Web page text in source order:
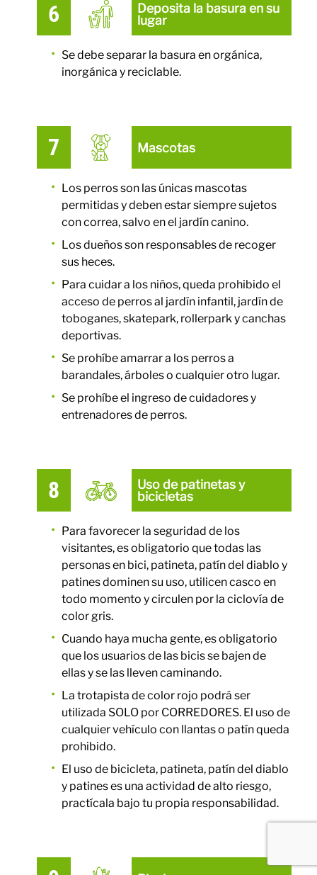
Deposita la basura en su
lugar
Se debe separar la basura en orgánica,
inorgánica y reciclable.
Mascotas
Los perros son las únicas mascotas
permitidas y deben estar siempre sujetos
con correa, salvo en el jardín canino.
Los dueños son responsables de recoger
sus heces.
Para cuidar a los niños, queda prohibido el
acceso de perros al jardín infantil, jardín de
toboganes, skatepark, rollerpark y canchas
deportivas.
Se prohíbe amarrar a los perros a
barandales, árboles o cualquier otro lugar.
Se prohíbe el ingreso de cuidadores y
entrenadores de perros.
Uso de patinetas y
bicicletas
Para favorecer la seguridad de los
visitantes, es obligatorio que todas las
personas en bici, patineta, patín del diablo y
patines dominen su uso, utilicen casco en
todo momento y circulen por la ciclovía de
color gris.
Cuando haya mucha gente, es obligatorio
que los usuarios de las bicis se bajen de
ellas y se las lleven caminando.
La trotapista de color rojo podrá ser
utilizada SOLO por CORREDORES. El uso de
cualquier vehículo con llantas o patín queda
prohibido.
El uso de bicicleta, patineta, patín del diablo
y patines es una actividad de alto riesgo,
practícala bajo tu propia responsabilidad.